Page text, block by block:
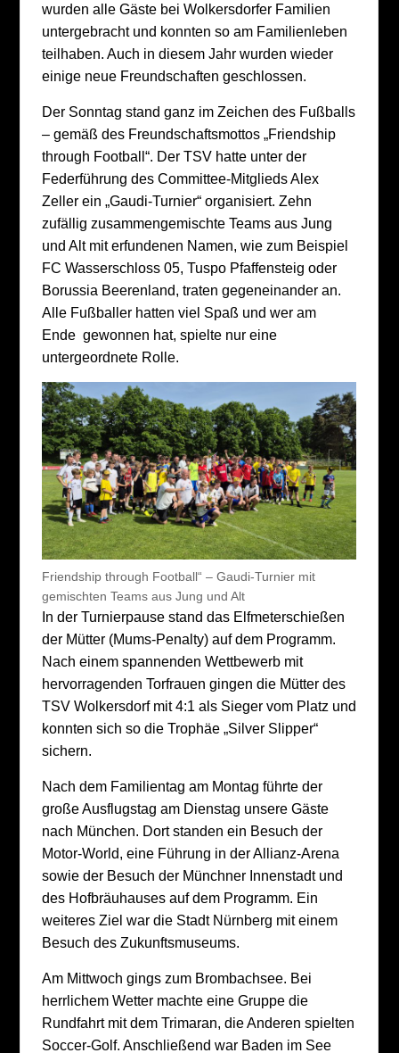
wurden alle Gäste bei Wolkersdorfer Familien
untergebracht und konnten so am Familienleben
teilhaben. Auch in diesem Jahr wurden wieder
einige neue Freundschaften geschlossen.
Der Sonntag stand ganz im Zeichen des Fußballs
– gemäß des Freundschaftsmottos „Friendship
through Football“. Der TSV hatte unter der
Federführung des Committee-Mitglieds Alex
Zeller ein „Gaudi-Turnier“ organisiert. Zehn
zufällig zusammengemischte Teams aus Jung
und Alt mit erfundenen Namen, wie zum Beispiel
FC Wasserschloss 05, Tuspo Pfaffensteig oder
Borussia Beerenland, traten gegeneinander an.
Alle Fußballer hatten viel Spaß und wer am
Ende gewonnen hat, spielte nur eine
untergeordnete Rolle.
Friendship through Football“ – Gaudi-Turnier mit
gemischten Teams aus Jung und Alt
In der Turnierpause stand das Elfmeterschießen
der Mütter (Mums-Penalty) auf dem Programm.
Nach einem spannenden Wettbewerb mit
hervorragenden Torfrauen gingen die Mütter des
TSV Wolkersdorf mit 4:1 als Sieger vom Platz und
konnten sich so die Trophäe „Silver Slipper“
sichern.
Nach dem Familientag am Montag führte der
große Ausflugstag am Dienstag unsere Gäste
nach München. Dort standen ein Besuch der
Motor-World, eine Führung in der Allianz-Arena
sowie der Besuch der Münchner Innenstadt und
des Hofbräuhauses auf dem Programm. Ein
weiteres Ziel war die Stadt Nürnberg mit einem
Besuch des Zukunftsmuseums.
Am Mittwoch gings zum Brombachsee. Bei
herrlichem Wetter machte eine Gruppe die
Rundfahrt mit dem Trimaran, die Anderen spielten
Soccer-Golf. Anschließend war Baden im See